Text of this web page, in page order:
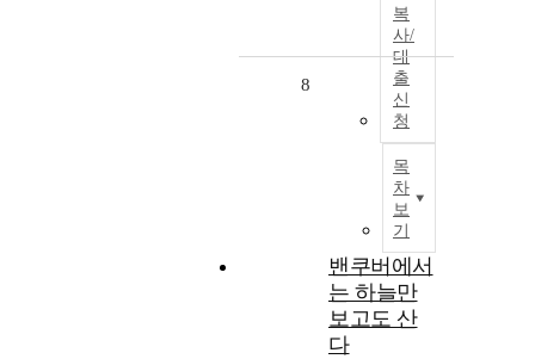
복
사/
대
출
신
청
목
차
보
기
8
밴쿠버에서
는 하늘만
보고도 산
다